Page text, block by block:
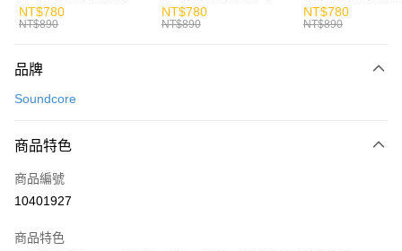
運送方式
免運費
付款後7-11取貨
宅配
每筆NT$130，滿NT$399(含以上)免運費
掛繩
NT$780
NT$890
掛繩
NT$780
NT$890
掛繩
NT$780
NT$890
品牌
Soundcore
商品特色
商品編號
10401927
商品特色